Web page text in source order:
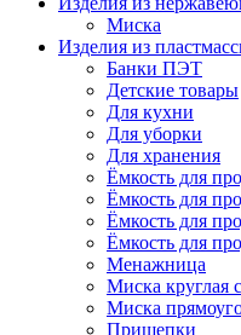
Миска
Изделия из
Банки ПЭТ
Детские товары
Для кухни
Для уборки
Для хранения
Ёмкость для
Ёмкость для
Ёмкость для
Ёмкость для
Менажница
Миска круглая
Миска
Прищепки